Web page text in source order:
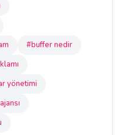
#buffer nedir
yönetimi